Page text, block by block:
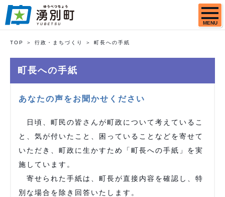
MENU
TOP 行政・まちづくり 町長への手紙
町長への手紙
あなたの声をお聞かせください
日頃、町民の皆さんが町政について考えているこ
と、気が付いたこと、困っていることなどを寄せて
いただき、町政に生かすため「町長への手紙」を実
施しています。
寄せられた手紙は、町長が直接内容を確認し、特
別な場合を除き回答いたします。